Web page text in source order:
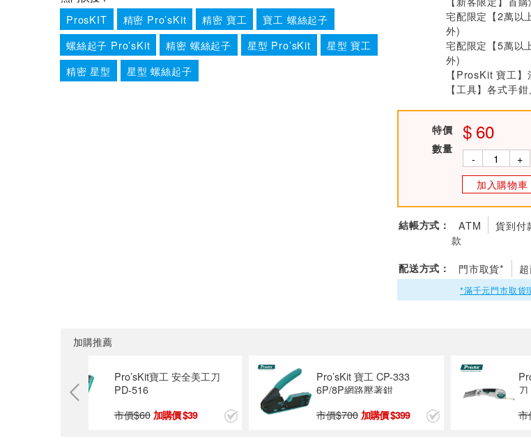
ProsKIT
精密 Pro’sKit 精密 寶工
寶工 螺絲起子
螺絲起子 Pro’sKit
精密 螺絲起子 星型 Pro’sKit
星型 寶工
精密 星型
星型 螺絲起子
宅配限定【2萬以
外)
宅配限定【5萬以
外)
【ProsKit 寶工
【工具】各式手
特價 60
數量
- +
加入購物車
結帳方式： ATM 貨到付
款
配送方式： 門市取貨*
*滿千元門市取貨
加購推薦
Pro’sKit寶工 安全美工刀
PD-516
市價$60 39
Pro’sKit 寶工 CP-333
6P/8P網路壓著鉗
市價$700 399
市